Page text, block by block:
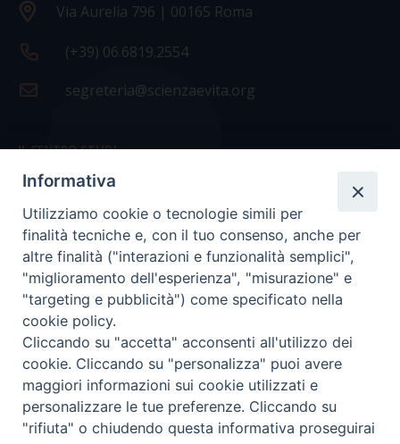
Via Aurelia 796 | 00165 Roma
(+39) 06.6819.2554
segreteria@scienzaevita.org
IL CENTRO STUDI
La nostra storia
Statuto
Presidenza e ufficio presidenza
Consiglio scientifico
Coordinamento nazionale
COPYRIGHT Scienza & Vita - C.F96600690588- Tutti i
Informativa
Utilizziamo cookie o tecnologie simili per
finalità tecniche e, con il tuo consenso, anche per
altre finalità ("interazioni e funzionalità semplici",
"miglioramento dell'esperienza", "misurazione" e
"targeting e pubblicità") come specificato nella
cookie policy.
Cliccando su "accetta" acconsenti all'utilizzo dei
cookie. Cliccando su "personalizza" puoi avere
maggiori informazioni sui cookie utilizzati e
personalizzare le tue preferenze. Cliccando su
"rifiuta" o chiudendo questa informativa proseguirai